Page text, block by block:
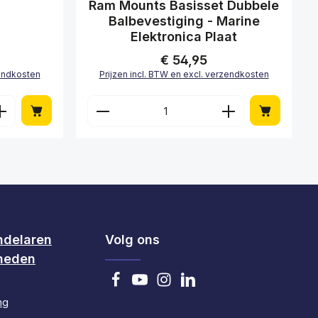
om de hoeveelheid te verhogen of
in of gebruik de knoppen om
Voer de gewenste hoeveelheid
Gemiddelde waardering van 0 van 5 sterren
Ram Mounts Basisset Dubbele
Balbevestiging - Marine
Elektronica Plaat
Normale prijs:
€ 54,95
Prijzen incl. BTW en excl. verzendkosten
Producthoeveelheid: Voer
Volg ons